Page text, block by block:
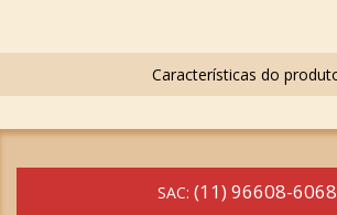
SAC: (11) 96608-6068